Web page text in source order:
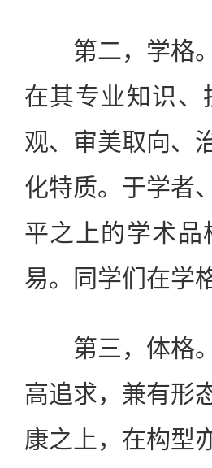
第二，学格。
在其专业知识
观、审美取向、
化特质。于学者
平之上的学术
易。同学们在学
第三，体格。
高追求，兼有形
康之上，在构型